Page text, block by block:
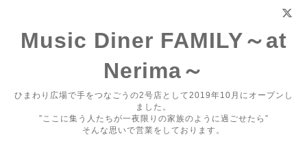
Music Diner FAMILY～at
Nerima～
ひまわり広場で手をつなごうの2号店として2019年10月にオープンし
ました。
”ここに集う人たちが一夜限りの家族のように過ごせたら”
そんな思いで営業をしております。